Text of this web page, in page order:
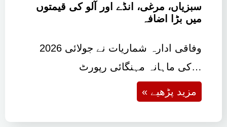
سبزیاں، مرغی، انڈے اور آلو کی قیمتوں
میں بڑا اضافہ
وفاقی ادارہ شماریات نے جولائی 2026
کی ماہانہ مہنگائی رپورٹ…
« مزید پڑھیے